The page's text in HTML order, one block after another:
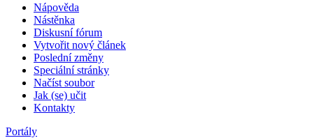
Nápověda
Nástěnka
Diskusní fórum
Vytvořit nový článek
Poslední změny
Speciální stránky
Načíst soubor
Jak (se) učit
Kontakty
Portály